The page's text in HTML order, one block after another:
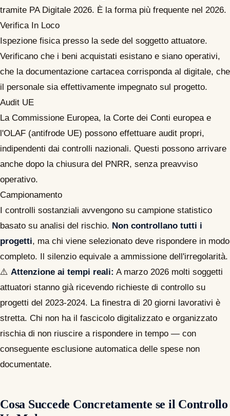
tramite PA Digitale 2026. È la forma più frequente nel 2026.
Verifica In Loco
Ispezione fisica presso la sede del soggetto attuatore.
Verificano che i beni acquistati esistano e siano operativi,
che la documentazione cartacea corrisponda al digitale, che
il personale sia effettivamente impegnato sul progetto.
Audit UE
La Commissione Europea, la Corte dei Conti europea e
l'OLAF (antifrode UE) possono effettuare audit propri,
indipendenti dai controlli nazionali. Questi possono arrivare
anche dopo la chiusura del PNRR, senza preavviso
operativo.
Campionamento
I controlli sostanziali avvengono su campione statistico
basato su analisi del rischio. Non controllano tutti i
progetti, ma chi viene selezionato deve rispondere in modo
completo. Il silenzio equivale a ammissione dell'irregolarità.
⚠️ Attenzione ai tempi reali: A marzo 2026 molti soggetti
attuatori stanno già ricevendo richieste di controllo su
progetti del 2023-2024. La finestra di 20 giorni lavorativi è
stretta. Chi non ha il fascicolo digitalizzato e organizzato
rischia di non riuscire a rispondere in tempo — con
conseguente esclusione automatica delle spese non
documentate.
Cosa Succede Concretamente se il Controllo